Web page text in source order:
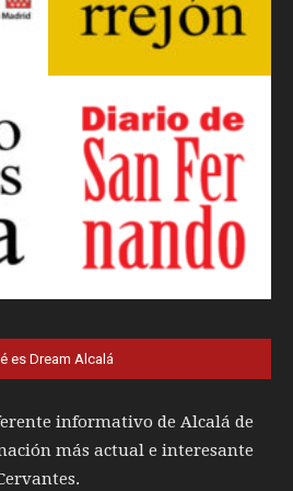
es Dream Alcalá
informativo de Alcalá de
más actual e interesante